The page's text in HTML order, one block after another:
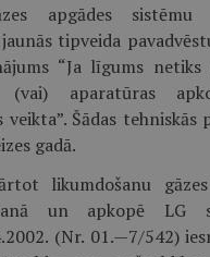
apgādes sistēmu
tipveida
“Ja līgums netiks
aparatūras
Šādas tehniskās
gadā.
likumdošanu gāzes
un apkopē LG
(Nr. 01.—7/542)